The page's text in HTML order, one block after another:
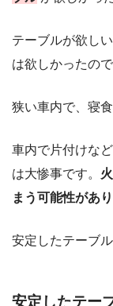
テーブルが欲し
は欲しかったので
狭い車内で、寝
車内で片付けな
は大惨事です。
まう可能性があり
安定したテーブ
安定したテー